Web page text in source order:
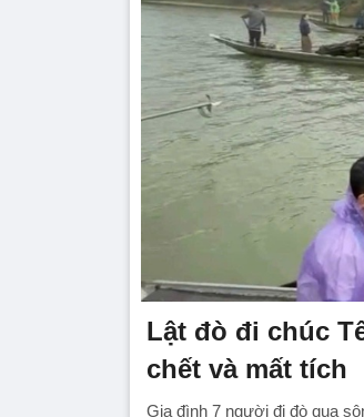
Lật đò đi chúc
chết và mất tích
Gia đình 7 người đi đò qua